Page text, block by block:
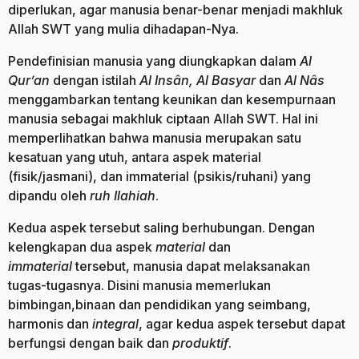
diperlukan, agar manusia benar-benar menjadi makhluk
Allah SWT yang mulia dihadapan-Nya.
Pendefinisian manusia yang diungkapkan dalam Al
Qur’an dengan istilah Al Insân, Al Basyardan Al Nâs
menggambarkan tentang keunikan dan kesempurnaan
manusia sebagai makhluk ciptaan Allah SWT. Hal ini
memperlihatkan bahwa manusia merupakan satu
kesatuan yang utuh, antara aspek material
(fisik/jasmani), dan immaterial (psikis/ruhani) yang
dipandu oleh ruh Ilahiah.
Kedua aspek tersebut saling berhubungan. Dengan
kelengkapan dua aspek material dan
immaterialtersebut, manusia dapat melaksanakan
tugas-tugasnya. Disini manusia memerlukan
bimbingan,binaan dan pendidikan yang seimbang,
harmonis dan integral, agar kedua aspek tersebut dapat
berfungsi dengan baik dan produktif.